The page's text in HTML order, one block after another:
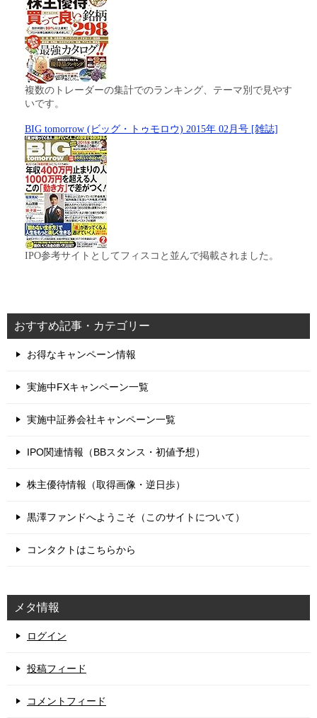
複数のトレーダーの集計でのランキング、テーマ別で見やす
いです。
BIG tomorrow (ビッグ・トゥモロウ) 2015年 02月号 [雑誌]
IPO参考サイトとしてフィスコと並んで掲載されました。
おすすめ記事・カテゴリー
お得なキャンペーン情報
実施中FXキャンペーン一覧
実施中証券会社キャンペーン一覧
IPO関連情報（BBスタンス・初値予想）
株主優待情報（取得画像・逆日歩）
黒澤ファンドへようこそ（このサイトについて）
コンタクトはこちらから
メタ情報
ログイン
投稿フィード
コメントフィード